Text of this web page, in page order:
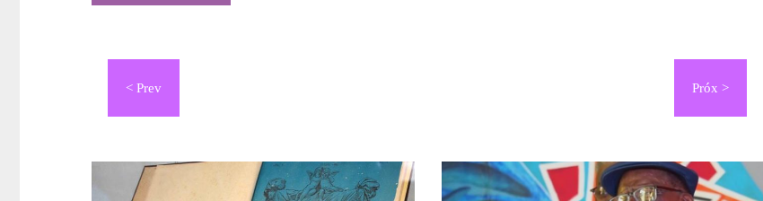
Navegación